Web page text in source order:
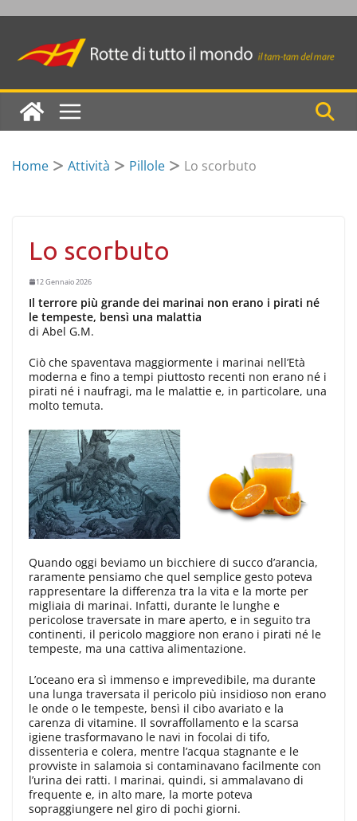
to
Home Attività Pillole Lo scorbuto
Lo scorbuto
12 Gennaio 2026
Il terrore più grande dei marinai non erano i pirati né
le tempeste, bensì una malattia
di Abel G.M.
Ciò che spaventava maggiormente i marinai nell’Età
moderna e fino a tempi piuttosto recenti non erano né i
pirati né i naufragi, ma le malattie e, in particolare, una
molto temuta.
Quando oggi beviamo un bicchiere di succo d’arancia,
raramente pensiamo che quel semplice gesto poteva
rappresentare la differenza tra la vita e la morte per
migliaia di marinai. Infatti, durante le lunghe e
pericolose traversate in mare aperto, e in seguito tra
continenti, il pericolo maggiore non erano i pirati né le
tempeste, ma una cattiva alimentazione.
L’oceano era sì immenso e imprevedibile, ma durante
una lunga traversata il pericolo più insidioso non erano
le onde o le tempeste, bensì il cibo avariato e la
carenza di vitamine. Il sovraffollamento e la scarsa
igiene trasformavano le navi in focolai di tifo,
dissenteria e colera, mentre l’acqua stagnante e le
provviste in salamoia si contaminavano facilmente con
l’urina dei ratti. I marinai, quindi, si ammalavano di
frequente e, in alto mare, la morte poteva
sopraggiungere nel giro di pochi giorni.